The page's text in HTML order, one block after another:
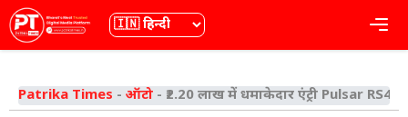
Skip
to
content
भाषा
Patrika Times - ऑटो - ₹2.20 लाख में धमाकेदार एंट्री Pulsar